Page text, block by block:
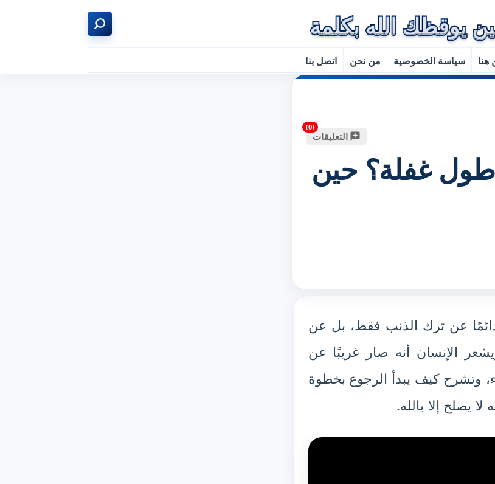
هنا سياسة الخصوصية من نحن اتصل بنا
التعليقات
طول غفلة؟ حين
عن ترك الذنب فقط، بل عن
الإنسان أنه صار غريبًا عن
وتشرح كيف يبدأ الرجوع بخطوة
يصلح إلا بالله.